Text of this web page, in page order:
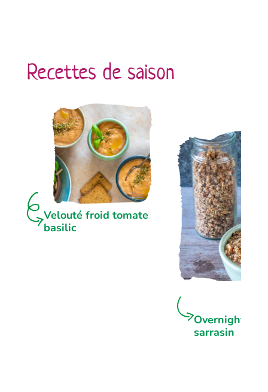
Recettes de saison
Velouté froid tomate
basilic
Overnight
sarrasin